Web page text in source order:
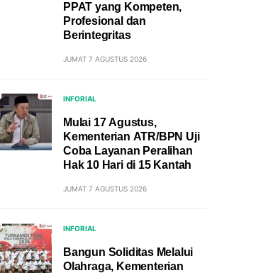
PPAT yang Kompeten,
Profesional dan
Berintegritas
JUMAT 7 AGUSTUS 2026
INFORIAL
Mulai 17 Agustus,
Kementerian ATR/BPN Uji
Coba Layanan Peralihan
Hak 10 Hari di 15 Kantah
JUMAT 7 AGUSTUS 2026
INFORIAL
Bangun Soliditas Melalui
Olahraga, Kementerian